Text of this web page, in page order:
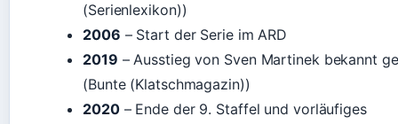
(Serienlexikon))
2006 – Start der Serie im ARD
2019 – Ausstieg von Sven Martinek bekannt
(Bunte (Klatschmagazin))
2020– Ende der 9. Staffel und vorläufiges